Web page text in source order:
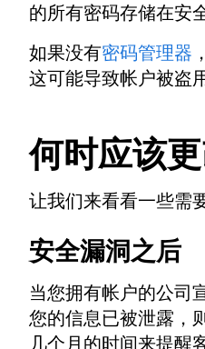
的所有密码存储在安
如果没有密码管理器
这可能导致帐户被盗
何时应该
让我们来看看一些需
安全漏洞之后
当您拥有帐户的公司
您的信息已被泄露，
几个月的时间来提醒